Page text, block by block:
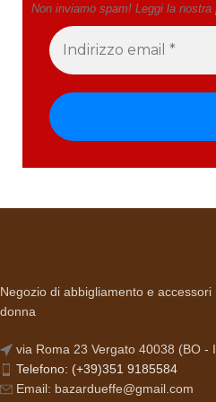
Non inviamo spam! Leggi la
Negozio di abbigliamento e accessori
donna
via Roma 23 Vergato 40038 (BO -
Telefono: (+39)351 9185584
Email: bazardueffe@gmail.com